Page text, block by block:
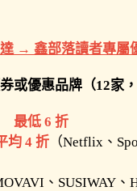
→ 鑫部落讀者專屬
或優惠品牌（12家，
最低 6 折
均 4 折 （Netflix、
、SUSIWAY、